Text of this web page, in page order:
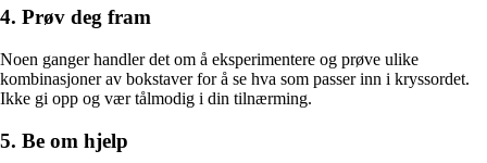
4. Prøv deg fram
Noen ganger handler det om å eksperimentere og prøve ulike
kombinasjoner av bokstaver for å se hva som passer inn i kryssordet.
Ikke gi opp og vær tålmodig i din tilnærming.
5. Be om hjelp